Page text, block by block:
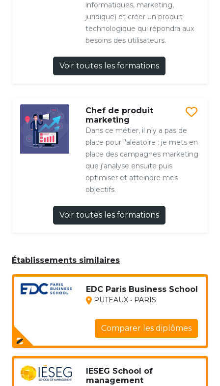
informatiques, marketing,
juridique) et créer un produit
technologique qui répondra aux
besoins des utilisateurs.
Voir toutes les formations
Chef de produit
marketing
Dans ce métier, il n'y a pas de
place pour l'aléatoire : je mets en
place des campagnes marketing
que j'analyse ensuite puis
optimiser et atteindre mes
objectifs.
Voir toutes les formations
Établissements similaires
EDC Paris Business School
PUTEAUX • PARIS
Comparer les diplômes
IESEG School of
management